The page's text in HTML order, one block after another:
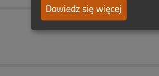
Dowiedz się więcej